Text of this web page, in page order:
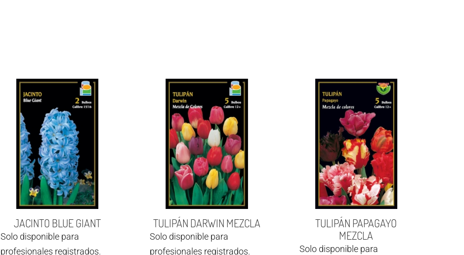
JACINTO BLUE GIANT
Solo disponible para
profesionales registrados.
TULIPÁN DARWIN MEZCLA
Solo disponible para
profesionales registrados.
TULIPÁN PAPAGAYO
MEZCLA
Solo disponible para